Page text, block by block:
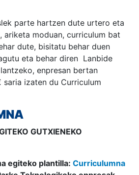
parte hartzen dute urtero eta
ariketa moduan, curriculum bat
dute, bisitatu behar duen
eta behar diren Lanbide
enpresan bertan
izaten du Curriculum
GUTXIENEKO
egiteko plantilla: Curriculumna